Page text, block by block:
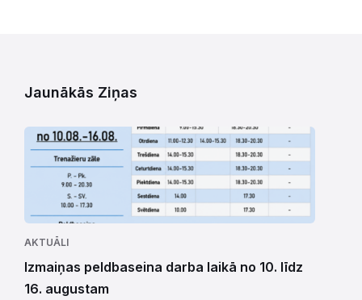
Jaunākās Ziņas
AKTUĀLI
Izmaiņas peldbaseina darba laikā no 10. līdz
16. augustam